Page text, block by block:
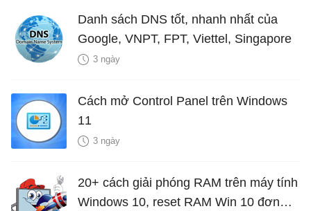
Danh sách DNS tốt, nhanh nhất của
Google, VNPT, FPT, Viettel, Singapore
3 ngày
Cách mở Control Panel trên Windows
11
3 ngày
20+ cách giải phóng RAM trên máy tính
Windows 10, reset RAM Win 10 đơn